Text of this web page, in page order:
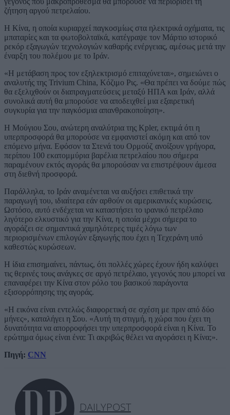
ζήτηση αργού πετρελαίου.
Η Κίνα, η οποία κυριαρχεί παγκοσμίως στα ηλεκτρικά οχήματα, τις
μπαταρίες και τα φωτοβολταϊκά, κατέγραψε τον Μάρτιο ιστορικό
ρεκόρ εξαγωγών τεχνολογιών καθαρής ενέργειας, αμέσως μετά την
έναρξη του πολέμου με το Ιράν.
«Η μετάβαση προς τον εξηλεκτρισμό επιταχύνεται», σημειώνει ο
αναλυτής της Trivium China, Κόζιμο Ρις. «Θα πρέπει να δούμε πώς
θα εξελιχθούν οι διαπραγματεύσεις μεταξύ ΗΠΑ και Ιράν, αλλά
συνολικά αυτή θα μπορούσε να αποδειχθεί μια εξαιρετική
συγκυρία για την παγκόσμια απανθρακοποίηση».
Η Μούγιου Σου, ανώτερη αναλύτρια της Kpler, εκτιμά ότι η
υπερπροσφορά θα μπορούσε να εμφανιστεί ακόμη και από τον
επόμενο μήνα. Εφόσον τα Στενά του Ορμούζ ανοίξουν γρήγορα,
περίπου 100 εκατομμύρια βαρέλια πετρελαίου που σήμερα
παραμένουν εκτός αγοράς θα μπορούσαν να επιστρέψουν άμεσα
στη διεθνή προσφορά.
Παράλληλα, το Ιράν αναμένεται να αυξήσει επιθετικά την
παραγωγή του, ιδιαίτερα εάν αρθούν οι αμερικανικές κυρώσεις.
Ωστόσο, αυτό ενδέχεται να καταστήσει το ιρανικό πετρέλαιο
λιγότερο ελκυστικό για την Κίνα, η οποία μέχρι σήμερα το
αγοράζει σε σημαντικά χαμηλότερες τιμές λόγω των
περιορισμένων επιλογών εξαγωγής που έχει η Τεχεράνη υπό
καθεστώς κυρώσεων.
Η ίδια επισημαίνει, πάντως, ότι πολλές χώρες έχουν ήδη καλύψει
τις θερινές τους ανάγκες σε αργό πετρέλαιο, γεγονός που μπορεί να
επαναφέρει την Κίνα στον ρόλο του βασικού παράγοντα
εξισορρόπησης της αγοράς.
«Η εικόνα είναι εντελώς διαφορετική σε σχέση με πριν από δύο
μήνες», καταλήγει η Σου. «Αυτή τη στιγμή, η χώρα που έχει τη
δυνατότητα να απορροφήσει την υπερπροσφορά είναι η Κίνα. Το
ερώτημα όμως είναι ένα: Τι ακριβώς θέλει να αγοράσει η Κίνα;».
Πηγή: CNN
DAILYPOST